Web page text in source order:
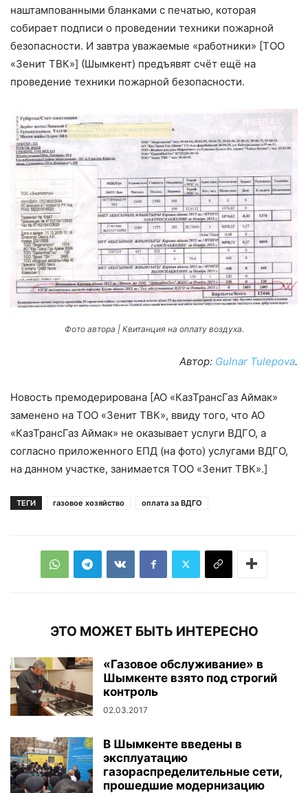
наштампованными бланками с печатью, которая
собирает подписи о проведении техники пожарной
безопасности. И завтра уважаемые «работники» [ТОО
«Зенит ТВК»] (Шымкент) предъявят счёт ещё на
проведение техники пожарной безопасности.
Фото автора | Квитанция на оплату воздуха.
Автор: Gulnar Tulepova.
Новость премодерирована [АО «КазТрансГаз Аймак»
заменено на ТОО «Зенит ТВК», ввиду того, что АО
«КазТрансГаз Аймак» не оказывает услуги ВДГО, а
согласно приложенного ЕПД (на фото) услугами ВДГО,
на данном участке, занимается ТОО «Зенит ТВК».]
ТЕГИ газовое хозяйство оплата за ВДГО
ЭТО МОЖЕТ БЫТЬ ИНТЕРЕСНО
«Газовое обслуживание» в
Шымкенте взято под строгий
контроль
02.03.2017
В Шымкенте введены в
эксплуатацию
газораспределительные сети,
прошедшие модернизацию